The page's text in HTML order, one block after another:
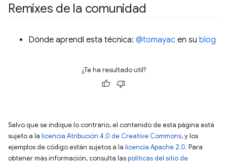
Remixes de la comunidad
Dónde aprendí esta técnica: @tomayac en su blog
¿Te ha resultado útil?
Salvo que se indique lo contrario, el contenido de esta página está
sujeto a la licencia Atribución 4.0 de Creative Commons, y los
ejemplos de código están sujetos a la licencia Apache 2.0. Para
obtener más información, consulta laspolíticas del sitio de